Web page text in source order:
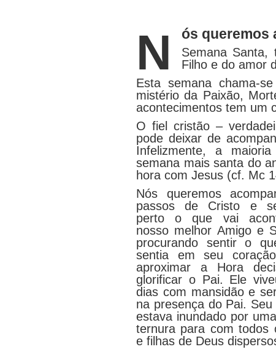
Nós
Semana
Filho e do amor
Esta semana chama-
mistério da Paixão,
acontecimentos tem um
O fiel cristão –
pode deixar de
Infelizmente, a
semana mais santa do
hora com Jesus (cf. Mc
Nós queremos
passos de Cristo e
perto o que vai
nosso melhor Amigo e
procurando sentir o
sentia em seu
aproximar a Hora
glorificar o Pai. Ele
dias com mansidão e
na presença do Pai. Seu
estava inundado por
ternura para com todos
e filhas de Deus